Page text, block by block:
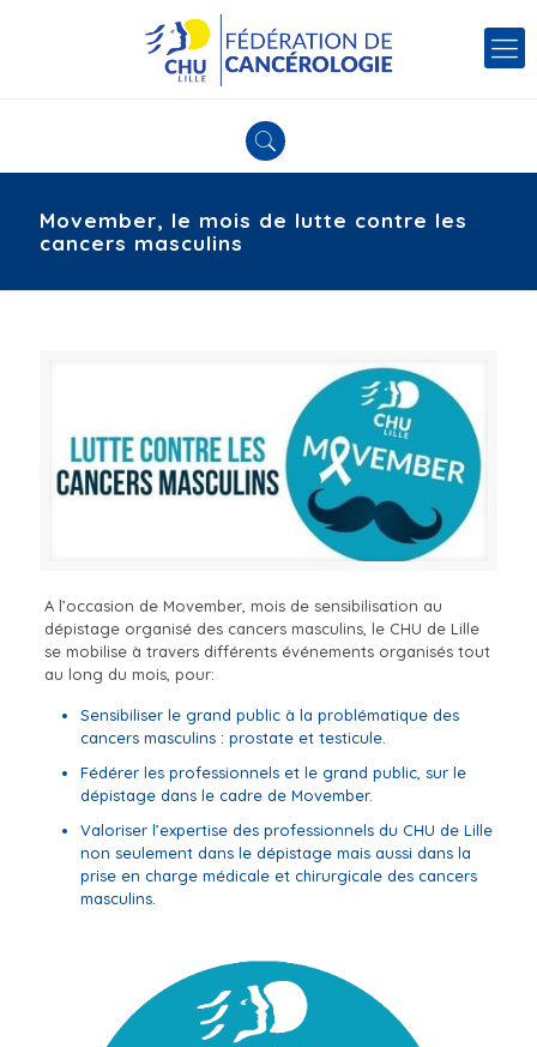
Movember, le mois de lutte contre les
cancers masculins
A l’occasion de Movember, mois de sensibilisation au
dépistage organisé des cancers masculins, le CHU de Lille
se mobilise à travers différents événements organisés tout
au long du mois, pour:
Sensibiliser le grand public à la problématique des
cancers masculins : prostate et testicule.
Fédérer les professionnels et le grand public, sur le
dépistage dans le cadre de Movember.
Valoriser l’expertise des professionnels du CHU de Lille
non seulement dans le dépistage mais aussi dans la
prise en charge médicale et chirurgicale des cancers
masculins.